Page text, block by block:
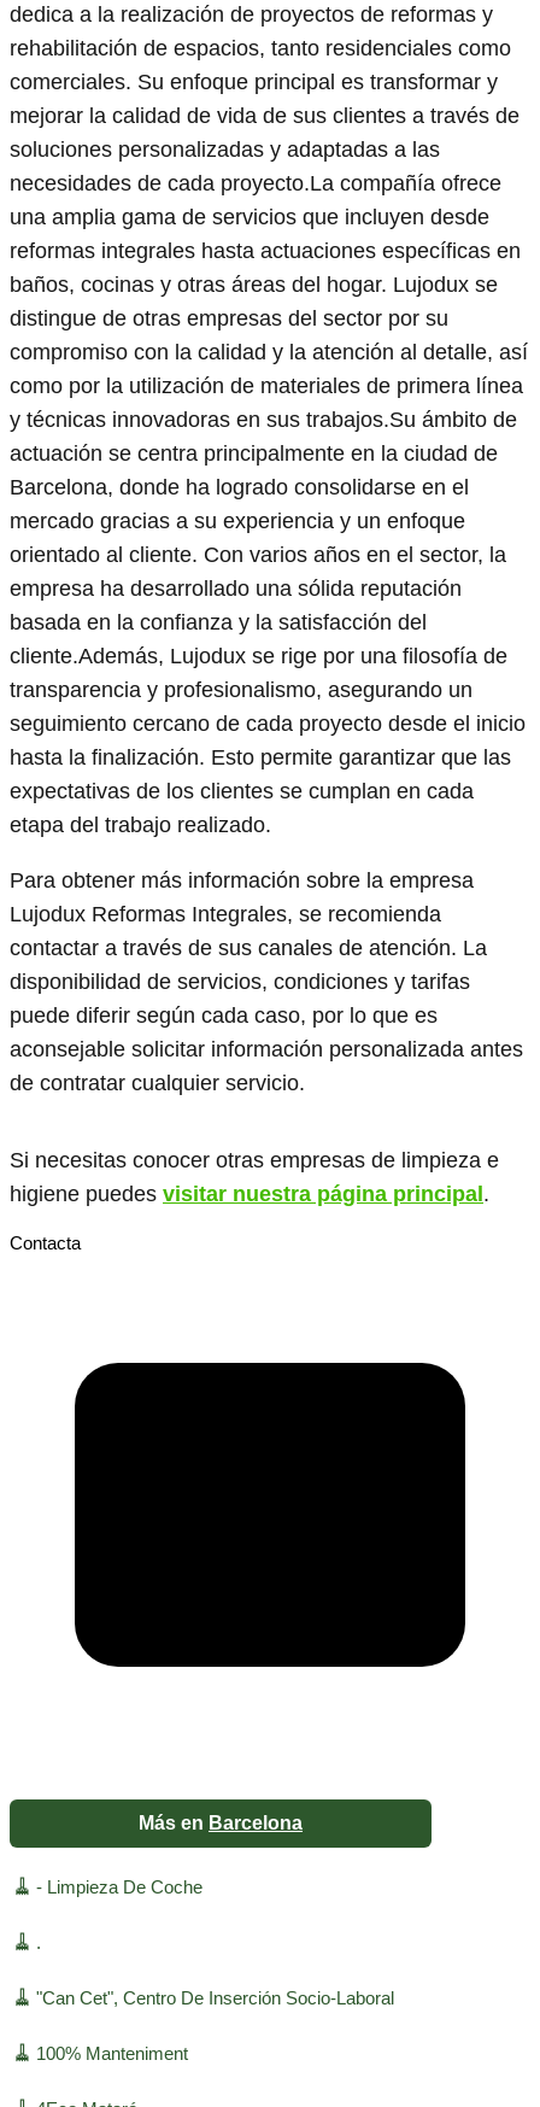
dedica a la realización de proyectos de reformas y
rehabilitación de espacios, tanto residenciales como
comerciales. Su enfoque principal es transformar y
mejorar la calidad de vida de sus clientes a través de
soluciones personalizadas y adaptadas a las
necesidades de cada proyecto.La compañía ofrece
una amplia gama de servicios que incluyen desde
reformas integrales hasta actuaciones específicas en
baños, cocinas y otras áreas del hogar. Lujodux se
distingue de otras empresas del sector por su
compromiso con la calidad y la atención al detalle, así
como por la utilización de materiales de primera línea
y técnicas innovadoras en sus trabajos.Su ámbito de
actuación se centra principalmente en la ciudad de
Barcelona, donde ha logrado consolidarse en el
mercado gracias a su experiencia y un enfoque
orientado al cliente. Con varios años en el sector, la
empresa ha desarrollado una sólida reputación
basada en la confianza y la satisfacción del
cliente.Además, Lujodux se rige por una filosofía de
transparencia y profesionalismo, asegurando un
seguimiento cercano de cada proyecto desde el inicio
hasta la finalización. Esto permite garantizar que las
expectativas de los clientes se cumplan en cada
etapa del trabajo realizado.
Para obtener más información sobre la empresa
Lujodux Reformas Integrales, se recomienda
contactar a través de sus canales de atención. La
disponibilidad de servicios, condiciones y tarifas
puede diferir según cada caso, por lo que es
aconsejable solicitar información personalizada antes
de contratar cualquier servicio.
Si necesitas conocer otras empresas de limpieza e
higiene puedes visitar nuestra página principal .
Contacta
Más en Barcelona
🧹 - Limpieza De Coche
🧹 .
🧹 "Can Cet", Centro De Inserción Socio-Laboral
🧹 100% Manteniment